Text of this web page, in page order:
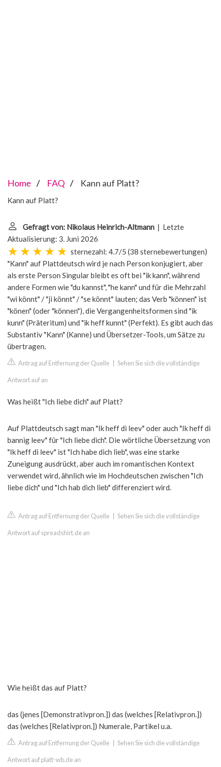
Home FAQ Kann auf Platt?
Kann auf Platt?
Gefragt von: Nikolaus Heinrich-Altmann | Letzte
Aktualisierung: 3. Juni 2026
sternezahl: 4.7/5 (38 sternebewertungen)
"Kann" auf Plattdeutsch wird je nach Person konjugiert, aber
als erste Person Singular bleibt es oft bei "ik kann", während
andere Formen wie "du kannst", "he kann" und für die Mehrzahl
"wi könnt" / "ji könnt" / "se könnt" lauten; das Verb "können" ist
"könen" (oder "können"), die Vergangenheitsformen sind "ik
kunn" (Präteritum) und "ik heff kunnt" (Perfekt). Es gibt auch das
Substantiv "Kann" (Kanne) und Übersetzer-Tools, um Sätze zu
übertragen.
Antrag auf Entfernung der Quelle Sehen Sie sich die vollständige
Antwort auf an
Was heißt "Ich liebe dich" auf Platt?
Auf Plattdeutsch sagt man "Ik heff di leev" oder auch "Ik heff di
bannig leev" für "Ich liebe dich". Die wörtliche Übersetzung von
"Ik heff di leev" ist "Ich habe dich lieb", was eine starke
Zuneigung ausdrückt, aber auch im romantischen Kontext
verwendet wird, ähnlich wie im Hochdeutschen zwischen "Ich
liebe dich" und "Ich hab dich lieb" differenziert wird.
Antrag auf Entfernung der Quelle Sehen Sie sich die vollständige
Antwort auf spreadshirt.de an
Wie heißt das auf Platt?
das (jenes [Demonstrativpron.]) das (welches [Relativpron.])
das (welches [Relativpron.]) Numerale, Partikel u.a.
Antrag auf Entfernung der Quelle Sehen Sie sich die vollständige
Antwort auf platt-wb.de an